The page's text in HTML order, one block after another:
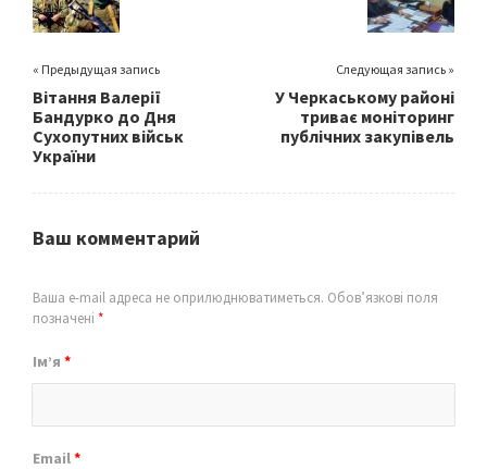
« Предыдущая запись
Вітання Валерії
Бандурко до Дня
Сухопутних військ
України
Следующая запись »
У Черкаському районі
триває моніторинг
публічних закупівель
Ваш комментарий
Ваша e-mail адреса не оприлюднюватиметься. Обов’язкові поля
позначені *
Ім’я *
Email*